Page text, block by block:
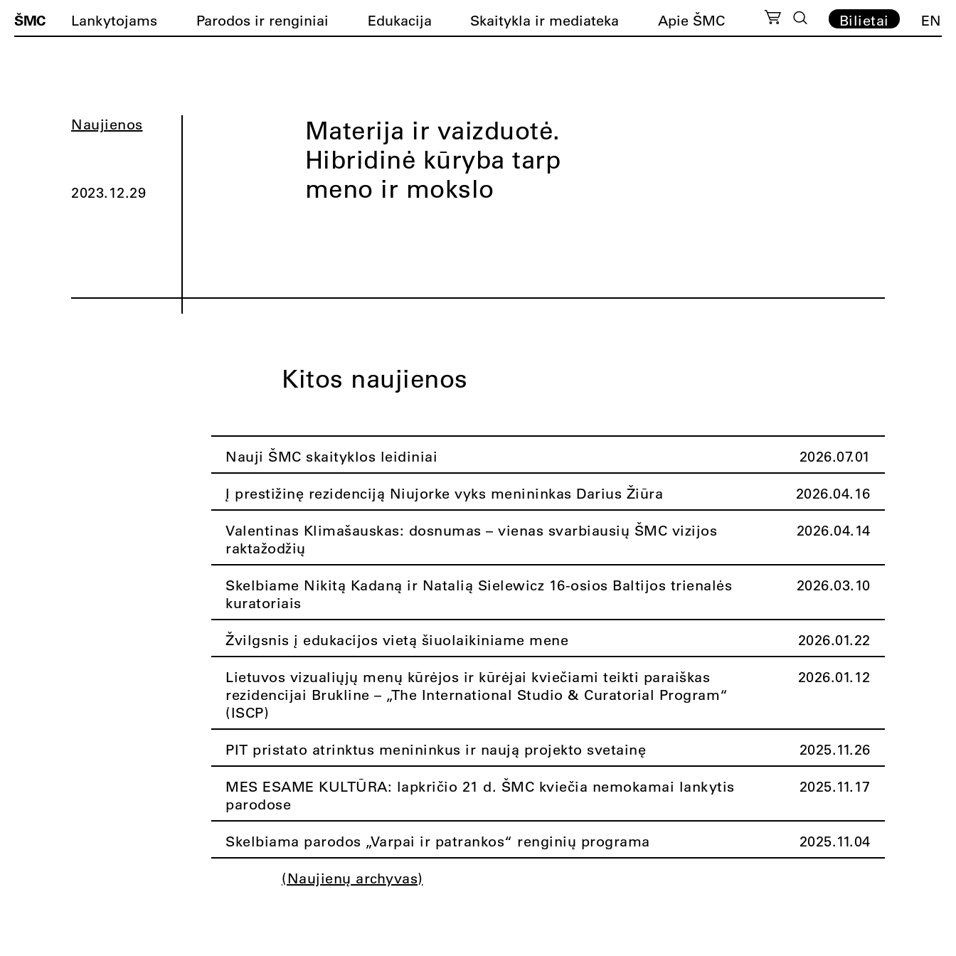
ŠMC Lankytojams Parodos ir renginiai Edukacija Skaitykla ir mediateka Apie ŠMC Bilietai EN
Naujienos
2023.12.29
Materija ir vaizduotė.
Hibridinė kūryba tarp
meno ir mokslo
Kitos naujienos
Nauji ŠMC skaityklos leidiniai 2026.07.01
Į prestižinę rezidenciją Niujorke vyks menininkas Darius Žiūra 2026.04.16
Valentinas Klimašauskas: dosnumas – vienas svarbiausių ŠMC vizijos
raktažodžių
2026.04.14
Skelbiame Nikitą Kadaną ir Natalią Sielewicz 16-osios Baltijos trienalės
kuratoriais
2026.03.10
Žvilgsnis į edukacijos vietą šiuolaikiniame mene 2026.01.22
Lietuvos vizualiųjų menų kūrėjos ir kūrėjai kviečiami teikti paraiškas
rezidencijai Brukline – „The International Studio & Curatorial Program“
(ISCP)
2026.01.12
PIT pristato atrinktus menininkus ir naują projekto svetainę 2025.11.26
MES ESAME KULTŪRA: lapkričio 21 d. ŠMC kviečia nemokamai lankytis
parodose
2025.11.17
Skelbiama parodos „Varpai ir patrankos“ renginių programa 2025.11.04
(Naujienų archyvas)